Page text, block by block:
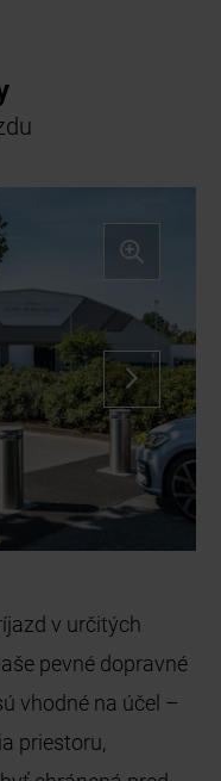
stĺpiky s
v určitých
pevné dopravné
vhodné na účel –
priestoru,